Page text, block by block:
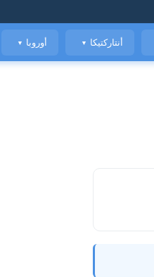
أنتاركتيكا ▼ أوروبا ▼